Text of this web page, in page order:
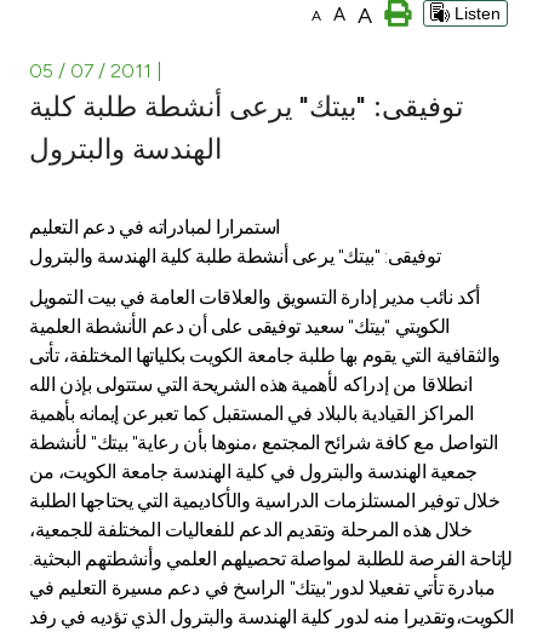
Investment
Tools & Services
After Sales Services
Contact us
Branch & ATM locator
Germany
Malaysia
A A A Listen
05 / 07 / 2011
توفيقى: "بيتك" يرعى أنشطة طلبة كلية
الهندسة والبترول
استمرارا لمبادراته في دعم التعليم
توفيقى: "بيتك" يرعى أنشطة طلبة كلية الهندسة والبترول
أكد نائب مدير إدارة التسويق والعلاقات العامة في بيت التمويل
الكويتي "بيتك" سعيد توفيقى على أن دعم الأنشطة العلمية
والثقافية التي يقوم بها طلبة جامعة الكويت بكلياتها المختلفة، تأتى
انطلاقا من إدراكه لأهمية هذه الشريحة التي ستتولى بإذن الله
المراكز القيادية بالبلاد في المستقبل كما تعبرعن إيمانه بأهمية
التواصل مع كافة شرائح المجتمع ،منوها بأن رعاية" بيتك" لأنشطة
جمعية الهندسة والبترول في كلية الهندسة جامعة الكويت، من
خلال توفير المستلزمات الدراسية والأكاديمية التي يحتاجها الطلبة
خلال هذه المرحلة وتقديم الدعم للفعاليات المختلفة للجمعية،
لإتاحة الفرصة للطلبة لمواصلة تحصيلهم العلمي وأنشطتهم البحثية.
مبادرة تأتي تفعيلا لدور"بيتك" الراسخ في دعم مسيرة التعليم في
الكويت،وتقديرا منه لدور كلية الهندسة والبترول الذي تؤديه في رفد